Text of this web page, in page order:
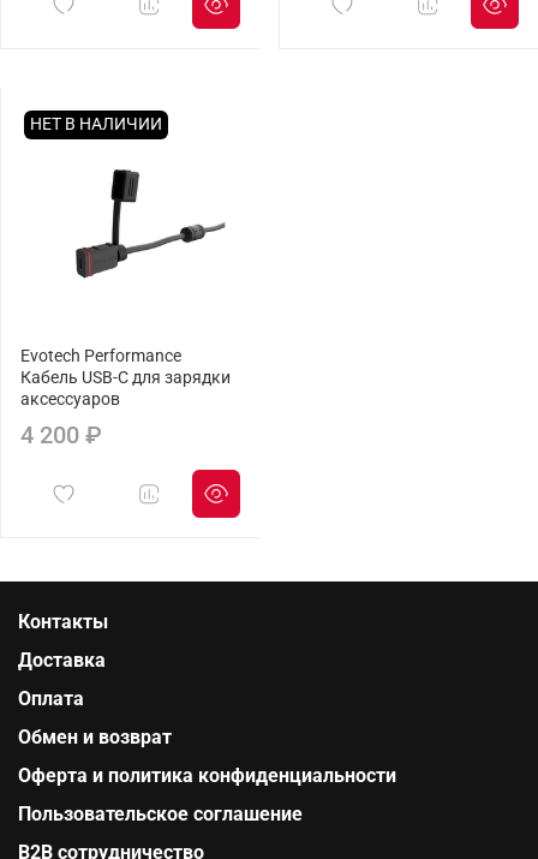
НЕТ В НАЛИЧИИ
Evotech Performance
Кабель USB-C для зарядки
аксессуаров
4 200 ₽
Контакты
Доставка
Оплата
Обмен и возврат
Оферта и политика конфиденциальности
Пользовательское соглашение
B2B сотрудничество